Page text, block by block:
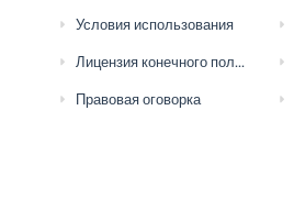
Условия использования
Лицензия конечного пользователя
Правовая оговорка